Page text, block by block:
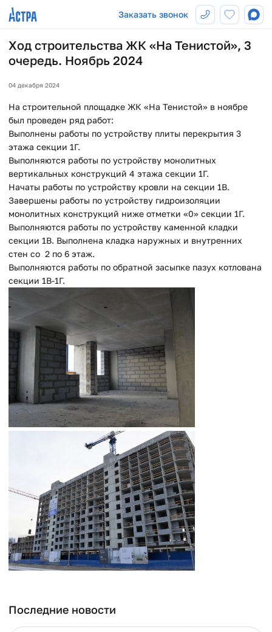
Заказать звонок
Ход строительства ЖК «На Тенистой», 3
очередь. Ноябрь 2024
04 декабря 2024
На строительной площадке ЖК «На Тенистой» в ноябре
был проведен ряд работ:
Выполнены работы по устройству плиты перекрытия 3
этажа секции 1Г.
Выполняются работы по устройству монолитных
вертикальных конструкций 4 этажа секции 1Г.
Начаты работы по устройству кровли на секции 1В.
Завершены работы по устройству гидроизоляции
монолитных конструкций ниже отметки «0» секции 1Г.
Выполняются работы по устройству каменной кладки
секции 1В. Выполнена кладка наружных и внутренних
стен со 2 по 6 этаж.
Выполняются работы по обратной засыпке пазух котлована
секции 1В-1Г.
Последние новости